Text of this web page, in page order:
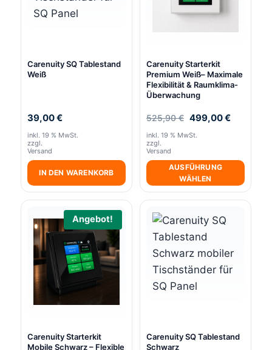
Carenuity SQ Tablestand
Weiß
39,00€
inkl. 19 % MwSt.
zzgl.
Versand
IN DEN WARENKORB
Carenuity Starterkit
Premium Weiß– Maximale
Flexibilität & Raumklima-
Überwachung
525,90€ Ursprünglicher
war:
499,00€Aktueller
inkl. 19 % MwSt.
zzgl.
Versand
AUSFÜHRUNG
WÄHLEN
Angebot!
Carenuity Starterkit
Mobile Schwarz – Flexible
Carenuity SQ Tablestand
Schwarz